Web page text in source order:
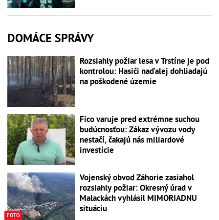
DOMÁCE SPRÁVY
Rozsiahly požiar lesa v Trstíne je pod
kontrolou: Hasiči naďalej dohliadajú
na poškodené územie
Fico varuje pred extrémne suchou
budúcnosťou: Zákaz vývozu vody
nestačí, čakajú nás miliardové
investície
FOTO
Vojenský obvod Záhorie zasiahol
rozsiahly požiar: Okresný úrad v
Malackách vyhlásil MIMORIADNU
situáciu